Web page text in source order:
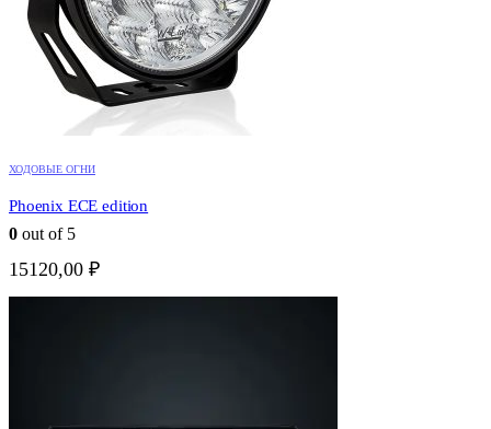
ХОДОВЫЕ ОГНИ
Phoenix ECE edition
0 out of 5
15120,00 ₽